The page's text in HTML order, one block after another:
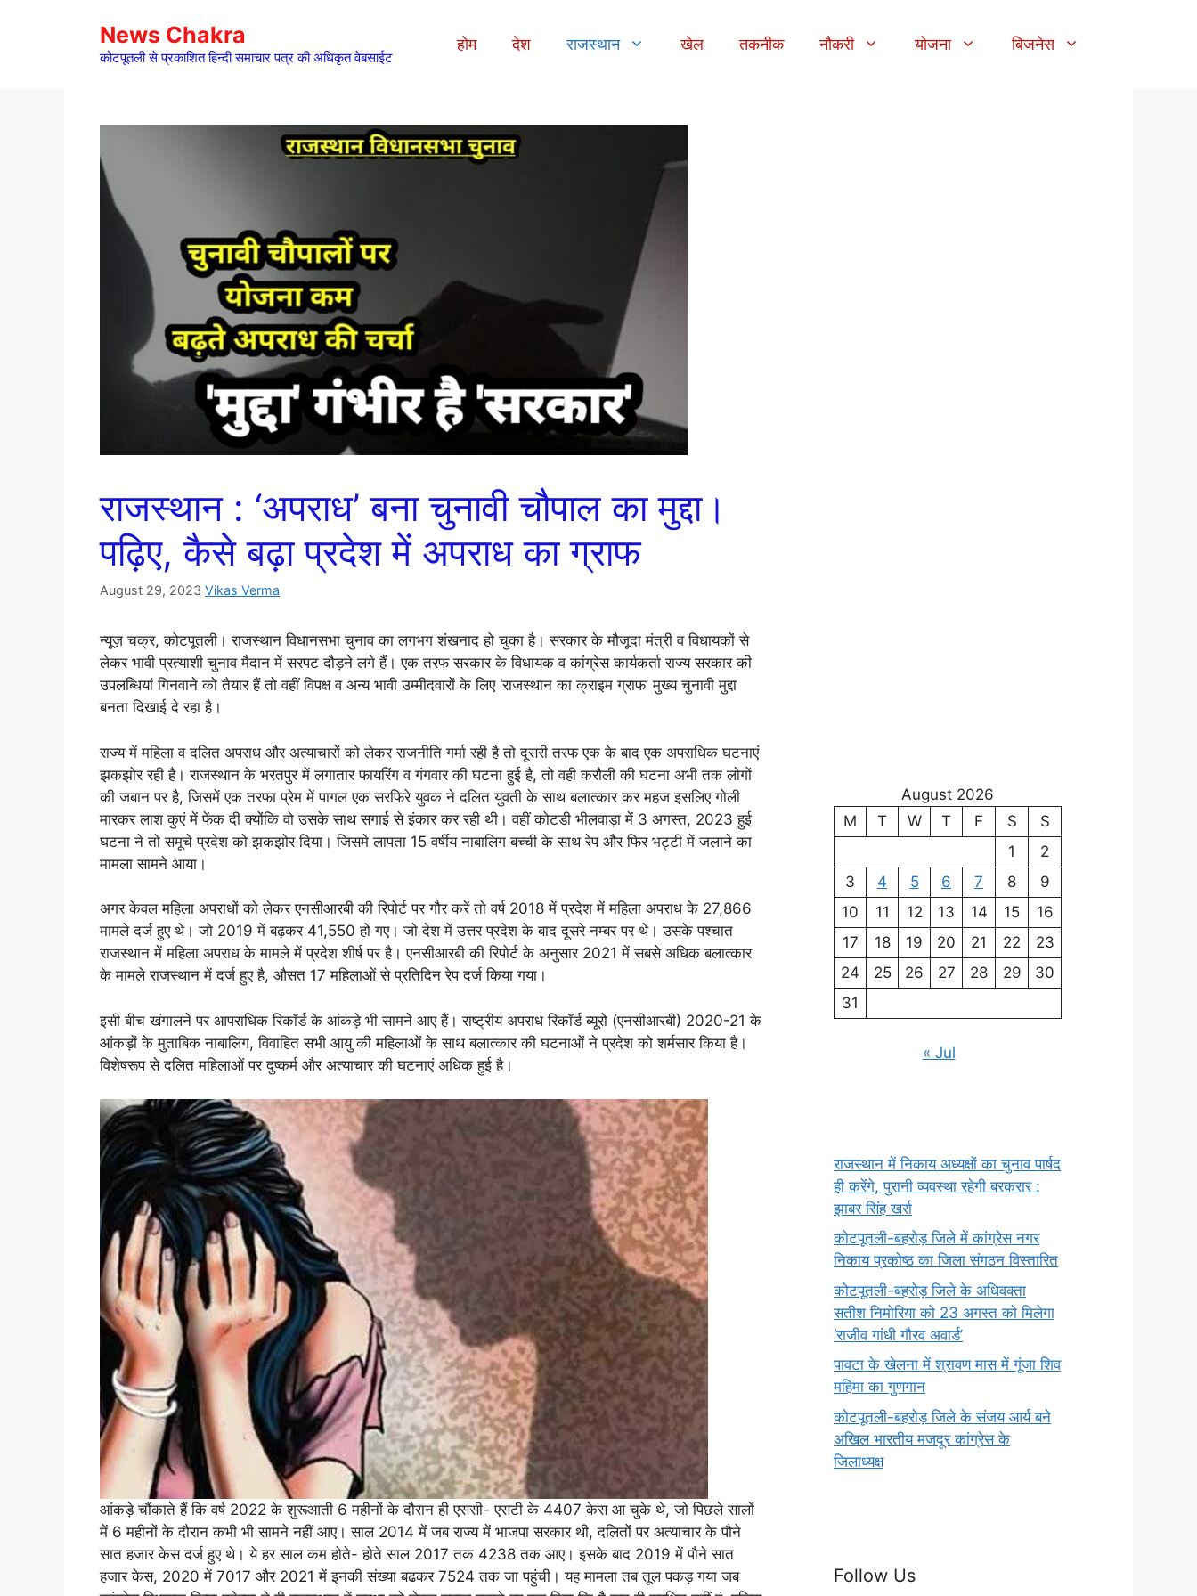
News Chakra
कोटपूतली से प्रकाशित हिन्दी समाचार पत्र की अधिकृत वेबसाईट
होम देश राजस्थान खेल तकनीक नौकरी योजना बिजनेस
राजस्थान : ‘अपराध’ बना चुनावी चौपाल का मुद्दा।
पढ़िए, कैसे बढ़ा प्रदेश में अपराध का ग्राफ
August 29, 2023 Vikas Verma
न्यूज़ चक्र, कोटपूतली। राजस्थान विधानसभा चुनाव का लगभग शंखनाद हो चुका है। सरकार के मौजूदा मंत्री व विधायकों से
लेकर भावी प्रत्याशी चुनाव मैदान में सरपट दौड़ने लगे हैं। एक तरफ सरकार के विधायक व कांग्रेस कार्यकर्ता राज्य सरकार की
उपलब्धियां गिनवाने को तैयार हैं तो वहीं विपक्ष व अन्य भावी उम्मीदवारों के लिए ‘राजस्थान का क्राइम ग्राफ’ मुख्य चुनावी मुद्दा
बनता दिखाई दे रहा है।
राज्य में महिला व दलित अपराध और अत्याचारों को लेकर राजनीति गर्मा रही है तो दूसरी तरफ एक के बाद एक अपराधिक घटनाएं
झकझोर रही है। राजस्थान के भरतपुर में लगातार फायरिंग व गंगवार की घटना हुई है, तो वही करौली की घटना अभी तक लोगों
की जबान पर है, जिसमें एक तरफा प्रेम में पागल एक सरफिरे युवक ने दलित युवती के साथ बलात्कार कर महज इसलिए गोली
मारकर लाश कुएं में फेंक दी क्योंकि वो उसके साथ सगाई से इंकार कर रही थी। वहीं कोटडी भीलवाड़ा में 3 अगस्त, 2023 हुई
घटना ने तो समूचे प्रदेश को झकझोर दिया। जिसमे लापता 15 वर्षीय नाबालिग बच्ची के साथ रेप और फिर भट्टी में जलाने का
मामला सामने आया।
अगर केवल महिला अपराधों को लेकर एनसीआरबी की रिपोर्ट पर गौर करें तो वर्ष 2018 में प्रदेश में महिला अपराध के 27,866
मामले दर्ज हुए थे। जो 2019 में बढ़कर 41,550 हो गए। जो देश में उत्तर प्रदेश के बाद दूसरे नम्बर पर थे। उसके पश्चात
राजस्थान में महिला अपराध के मामले में प्रदेश शीर्ष पर है। एनसीआरबी की रिपोर्ट के अनुसार 2021 में सबसे अधिक बलात्कार
के मामले राजस्थान में दर्ज हुए है, औसत 17 महिलाओं से प्रतिदिन रेप दर्ज किया गया।
इसी बीच खंगालने पर आपराधिक रिकॉर्ड के आंकड़े भी सामने आए हैं। राष्ट्रीय अपराध रिकॉर्ड ब्यूरो (एनसीआरबी) 2020-21 के
आंकड़ों के मुताबिक नाबालिग, विवाहित सभी आयु की महिलाओं के साथ बलात्कार की घटनाओं ने प्रदेश को शर्मसार किया है।
विशेषरूप से दलित महिलाओं पर दुष्कर्म और अत्याचार की घटनाएं अधिक हुई है।
आंकड़े चौंकाते हैं कि वर्ष 2022 के शुरूआती 6 महीनों के दौरान ही एससी- एसटी के 4407 केस आ चुके थे, जो पिछले सालों
में 6 महीनों के दौरान कभी भी सामने नहीं आए। साल 2014 में जब राज्य में भाजपा सरकार थी, दलितों पर अत्याचार के पौने
सात हजार केस दर्ज हुए थे। ये हर साल कम होते- होते साल 2017 तक 4238 तक आए। इसके बाद 2019 में पौने सात
हजार केस, 2020 में 7017 और 2021 में इनकी संख्या बढकर 7524 तक जा पहुंची। यह मामला तब तूल पकड़ गया जब
August 2026
M
T W T F S
S
1
2
3
4 5 6 7 8
9
10
11 12 13 14 15
16
17
18 19 20 21 22
23
24
25 26 27 28 29
30
31
« Jul
राजस्थान में निकाय अध्यक्षों का चुनाव पार्षद
ही करेंगे, पुरानी व्यवस्था रहेगी बरकरार :
झाबर सिंह खर्रा
कोटपूतली-बहरोड़ जिले में कांग्रेस नगर
निकाय प्रकोष्ठ का जिला संगठन विस्तारित
कोटपूतली-बहरोड़ जिले के अधिवक्ता
सतीश निमोरिया को 23 अगस्त को मिलेगा
‘राजीव गांधी गौरव अवार्ड’
पावटा के खेलना में श्रावण मास में गूंजा शिव
महिमा का गुणगान
कोटपूतली-बहरोड़ जिले के संजय आर्य बने
अखिल भारतीय मजदूर कांग्रेस के
जिलाध्यक्ष
Follow Us